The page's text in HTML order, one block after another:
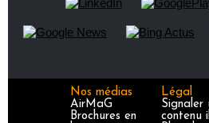
Nos médias
AirMaG
Brochures en
Légal
Signaler
contenu